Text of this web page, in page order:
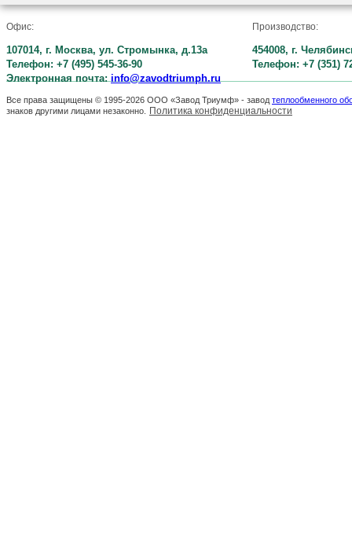
Офис:
107014, г. Москва, ул. Стромынка, д.13а
Телефон: +7 (495) 545-36-90
Электронная почта:info@zavodtriumph.ru
Производство:
454008, г.
Телефон: +7 (351)
Все права защищены © 1995-2026 ООО «Завод Триумф» - завод теплообменного
знаков другими лицами незаконно.
Политика конфиденциальности